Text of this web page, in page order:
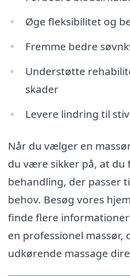
Øge fleksibilitet og
Fremme bedre
Understøtte
skader
Levere lindring til
Når du vælger en
du være sikker på, at
behandling, der passer
behov. Besøg vores
finde flere
en professionel massør,
udkørende massage